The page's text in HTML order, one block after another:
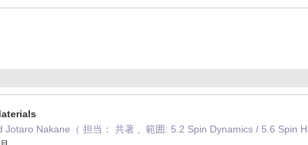
Jotaro Nakane（ 担当： 共著 , 範囲: 5.2 Spin Dynamics / 5.6 Spin